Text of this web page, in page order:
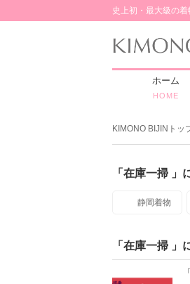
史上初・最大級の
ホーム
HOME
KIMONO BIJINトッ
「在庫一掃 」
静岡着物
「在庫一掃